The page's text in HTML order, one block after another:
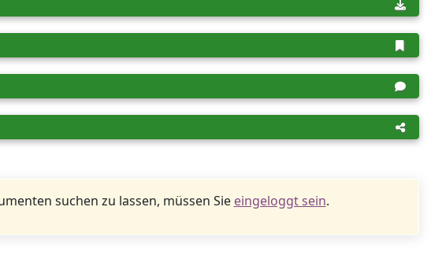
suchen zu lassen, müssen Sie eingeloggt sein.